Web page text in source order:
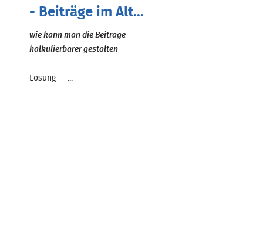
- Beiträge im Alt...
wie kann man die Beiträge
kalkulierbarer gestalten
Lösung ...